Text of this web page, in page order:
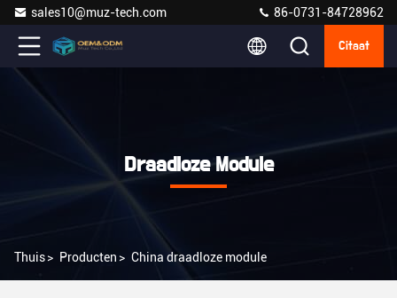
sales10@muz-tech.com 86-0731-84728962
Citaat
Draadloze Module
Thuis> Producten > China draadloze module